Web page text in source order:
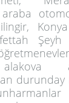
durunday